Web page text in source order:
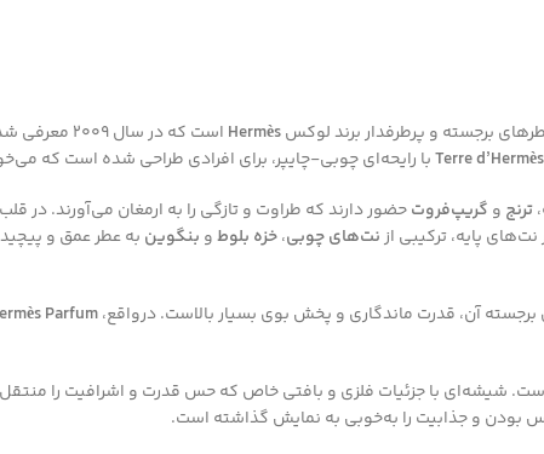
برجسته و پرطرفدار برند لوکسHermès
است که در
Terreبا رایحه‌ای چوبی-چایپر، برای افرادی طراحی شده است که
ترنج و گریپ‌فروتحضور دارند که طراوت و تازگی را به ارمغان می‌آورند. در
پایه، ترکیبی ازنت‌های چوبی،خزه بلوطو بنگوین به عطر عمق و
آن، قدرت ماندگاری و پخش بوی بسیار بالاست. درواقع،Parfum
شیشه‌ای با جزئیات فلزی و بافتی خاص که حس قدرت و اشرافیت را
بودن و جذابیت را به‌خوبی به نمایش گذاشته است.